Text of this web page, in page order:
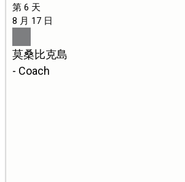
第 6 天
8 月 17 日
莫桑比克島
- Coach